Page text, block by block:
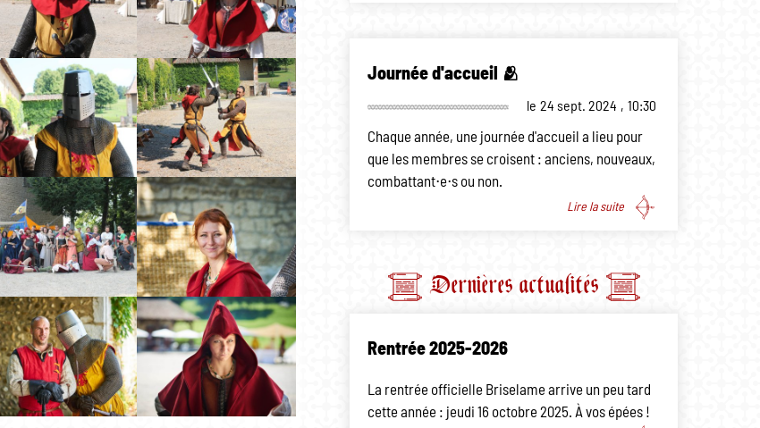
Journée d'accueil 🫂
le 24 sept. 2024 , 10:30
Chaque année, une journée d'accueil a lieu pour
que les membres se croisent : anciens, nouveaux,
combattant⋅e⋅s ou non.
Lire la suite
Dernières actualités
Rentrée 2025-2026
La rentrée officielle Briselame arrive un peu tard
cette année : jeudi 16 octobre 2025. À vos épées !